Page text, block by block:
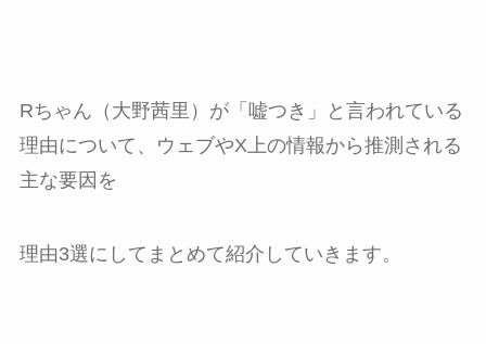
Rちゃん（大野茜里）が「嘘つき」と言われている
理由について、ウェブやX上の情報から推測される
主な要因を
理由3選にしてまとめて紹介していきます。